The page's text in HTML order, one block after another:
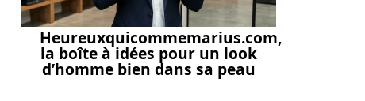
Heureuxquicommemarius.com,
la boîte à idées pour un look
d’homme bien dans sa peau